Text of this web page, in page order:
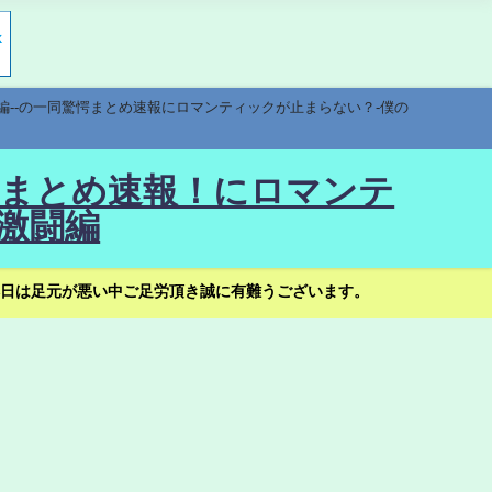
の一同驚愕まとめ速報にロマンティックが止まらない？-僕の
とめ速報！にロマンテ
闘編
足元が悪い中ご足労頂き誠に有難うございます。